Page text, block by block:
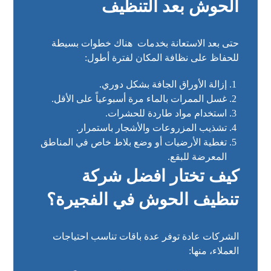
الحوش بعد التنظيف
حتى بعد الاستعانة بخدمات هناك خطوات بسيطة
للحفاظ على نظافة المكان لفترة أطول:
إزالة الأوراق الجافة بشكل دوري.
غسل الممرات بالماء مرة أسبوعياً على الأقل.
استخدام مواد طاردة للحشرات.
تشذيب المزروعات والأشجار باستمرار.
تغطية الأرضيات أو وضع بلاط خاص في المناطق
المعرضة للبقع.
كيف تختار افضل شركة
تنظيف الحوش في الفجيرة؟
الشركات عادة توفر عدة باقات تناسب احتياجات
العملاء، منها: